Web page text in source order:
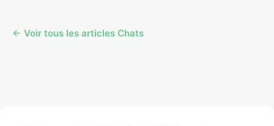
← Voir tous les articles Chats